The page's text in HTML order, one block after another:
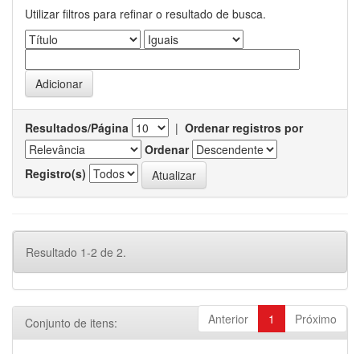
Utilizar filtros para refinar o resultado de busca.
Resultados/Página | Ordenar registros por
Ordenar
Registro(s)
Resultado 1-2 de 2.
Anterior 1 Próximo
Conjunto de itens: